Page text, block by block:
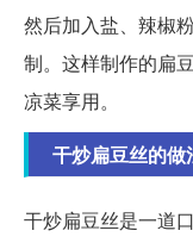
然后加入盐、辣椒
制。这样制作的扁
凉菜享用。
干炒扁豆丝的做
干炒扁豆丝是一道